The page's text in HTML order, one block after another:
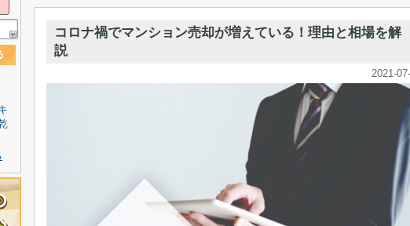
コロナ禍でマンション売却が増えている！理由と相場を解
説
2021-